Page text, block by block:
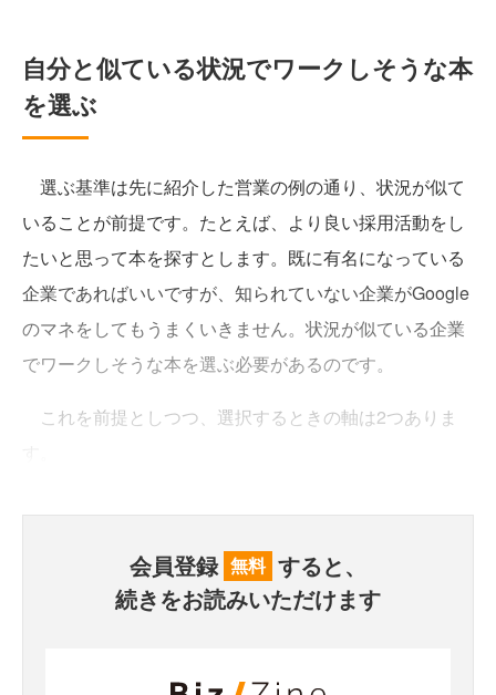
自分と似ている状況でワークしそうな本
を選ぶ
選ぶ基準は先に紹介した営業の例の通り、状況が似て
いることが前提です。たとえば、より良い採用活動をし
たいと思って本を探すとします。既に有名になっている
企業であればいいですが、知られていない企業がGoogle
のマネをしてもうまくいきません。状況が似ている企業
でワークしそうな本を選ぶ必要があるのです。
これを前提としつつ、選択するときの軸は2つありま
会員登録 無料 すると、
続きをお読みいただけます